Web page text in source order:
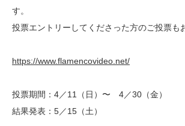
す。
投票エントリーしてくださった方のご投票も
https://www.flamencovideo.net/
投票期間：4／11（日）〜 4／30（金）
結果発表：5／15（土）